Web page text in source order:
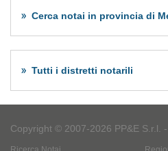
Cerca notai in provincia di
Tutti i distretti notarili
Copyright © 2007-2026 PP&E S.r.l.